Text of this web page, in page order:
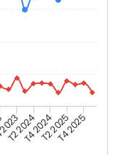
T2 2024T4 2024T2 2025T4 2025